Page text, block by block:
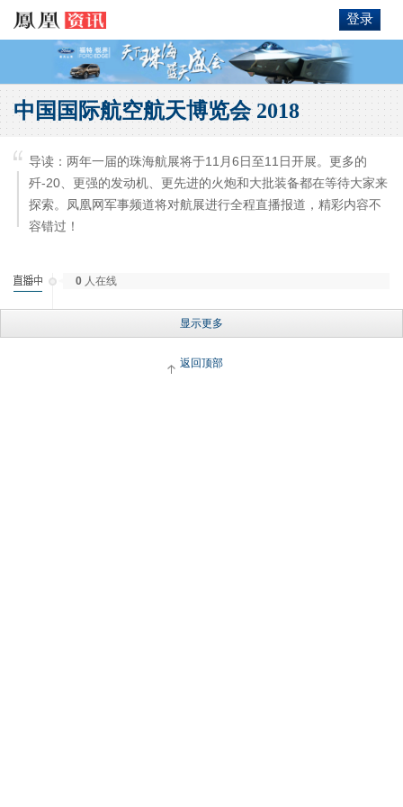
登录
中国国际航空航天博览会 2018
导读：两年一届的珠海航展将于11月6日至11日开展。更多的
歼-20、更强的发动机、更先进的火炮和大批装备都在等待大家来
探索。凤凰网军事频道将对航展进行全程直播报道，精彩内容不
容错过！
0 人在线
显示更多
返回顶部